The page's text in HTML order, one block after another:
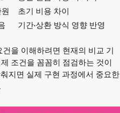
초기 비용 차이
기간·상환 방식 영향 반영
을 이해하려면 현재의 비교 기
조건을 꼼꼼히 점검하는 것이
지면 실제 구현 과정에서 중요한